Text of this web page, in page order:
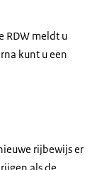
RDW meldt u
kunt u een
rijbewijs er
als de